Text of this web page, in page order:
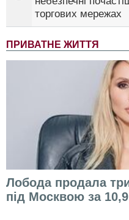
торгових мережах
ПРИВАТНЕ ЖИТТЯ
Лобода продала
під Москвою за